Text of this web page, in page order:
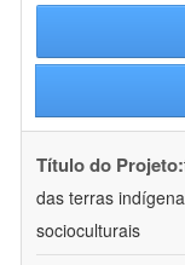
Título do Projeto:
das terras
socioculturais